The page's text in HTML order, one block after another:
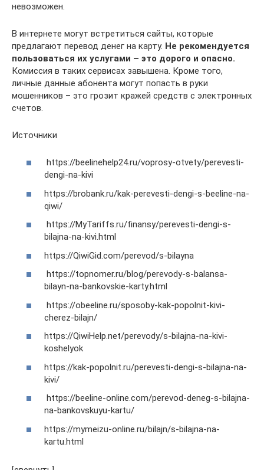
невозможен.
В интернете могут встретиться сайты, которые
предлагают перевод денег на карту. Не рекомендуется
пользоваться их услугами – это дорого и опасно.
Комиссия в таких сервисах завышена. Кроме того,
личные данные абонента могут попасть в руки
мошенников – это грозит кражей средств с электронных
счетов.
Источники
https://beelinehelp24.ru/voprosy-otvety/perevesti-
dengi-na-kivi
https://brobank.ru/kak-perevesti-dengi-s-beeline-na-
qiwi/
https://MyTariffs.ru/finansy/perevesti-dengi-s-
bilajna-na-kivi.html
https://QiwiGid.com/perevod/s-bilayna
https://topnomer.ru/blog/perevody-s-balansa-
bilayn-na-bankovskie-karty.html
https://obeeline.ru/sposoby-kak-popolnit-kivi-
cherez-bilajn/
https://QiwiHelp.net/perevody/s-bilajna-na-kivi-
koshelyok
https://kak-popolnit.ru/perevesti-dengi-s-bilajna-na-
kivi/
https://beeline-online.com/perevod-deneg-s-bilajna-
na-bankovskuyu-kartu/
https://mymeizu-online.ru/bilajn/s-bilajna-na-
kartu.html